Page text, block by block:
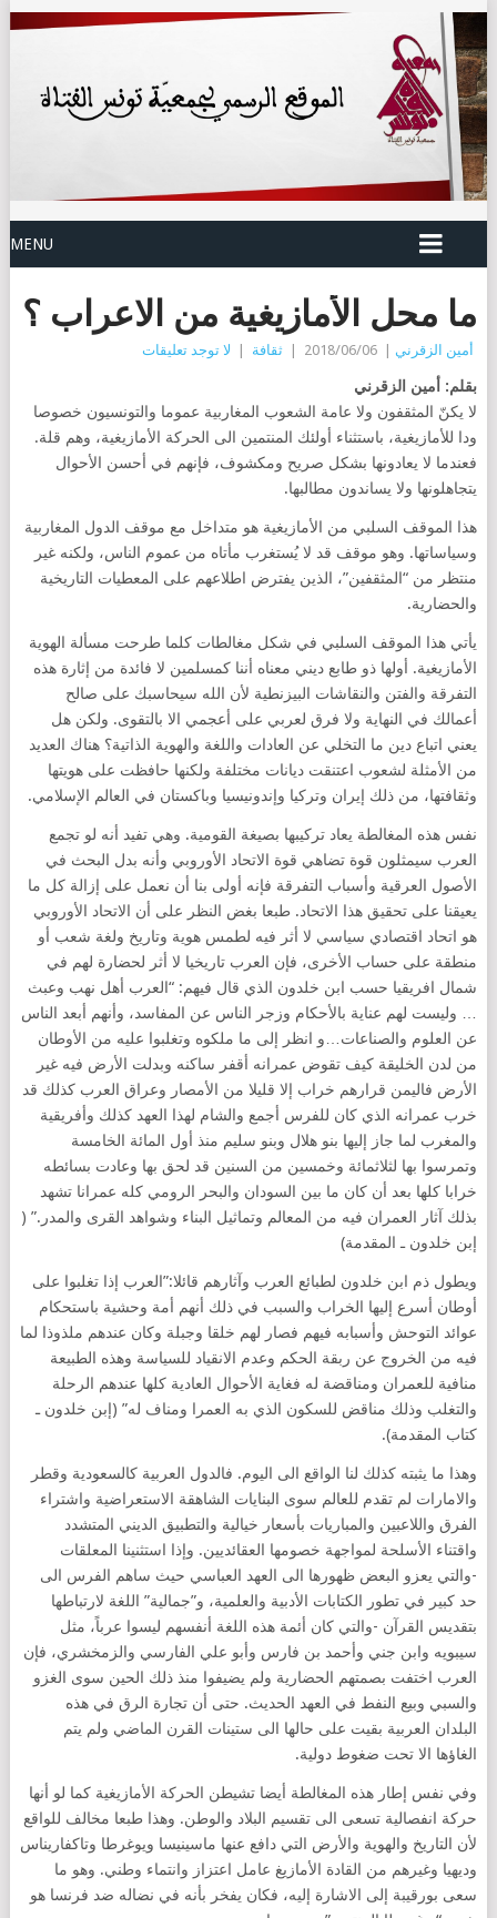
MENU
ما محل الأمازيغية من الاعراب ؟
أمين الزقرني 2018/06/06 ثقافة لا توجد تعليقات
بقلم: أمين الزقرني
لا يكنّ المثقفون ولا عامة الشعوب المغاربية عموما والتونسيون خصوصا
ودا للأمازيغية، باستثناء أولئك المنتمين الى الحركة الأمازيغية، وهم قلة.
فعندما لا يعادونها بشكل صريح ومكشوف، فإنهم في أحسن الأحوال
يتجاهلونها ولا يساندون مطالبها.
هذا الموقف السلبي من الأمازيغية هو متداخل مع موقف الدول المغاربية
وسياساتها. وهو موقف قد لا يُستغرب مأتاه من عموم الناس، ولكنه غير
منتظر من “المثقفين”، الذين يفترض اطلاعهم على المعطيات التاريخية
والحضارية.
يأتي هذا الموقف السلبي في شكل مغالطات كلما طرحت مسألة الهوية
الأمازيغية. أولها ذو طابع ديني معناه أننا كمسلمين لا فائدة من إثارة هذه
التفرقة والفتن والنقاشات البيزنطية لأن الله سيحاسبك على صالح
أعمالك في النهاية ولا فرق لعربي على أعجمي الا بالتقوى. ولكن هل
يعني اتباع دين ما التخلي عن العادات واللغة والهوية الذاتية؟ هناك العديد
من الأمثلة لشعوب اعتنقت ديانات مختلفة ولكنها حافظت على هويتها
وثقافتها، من ذلك إيران وتركيا وإندونيسيا وباكستان في العالم الإسلامي.
نفس هذه المغالطة يعاد تركيبها بصيغة القومية. وهي تفيد أنه لو تجمع
العرب سيمثلون قوة تضاهي قوة الاتحاد الأوروبي وأنه بدل البحث في
الأصول العرقية وأسباب التفرقة فإنه أولى بنا أن نعمل على إزالة كل ما
يعيقنا على تحقيق هذا الاتحاد. طبعا بغض النظر على أن الاتحاد الأوروبي
هو اتحاد اقتصادي سياسي لا أثر فيه لطمس هوية وتاريخ ولغة شعب أو
منطقة على حساب الأخرى، فإن العرب تاريخيا لا أثر لحضارة لهم في
شمال افريقيا حسب ابن خلدون الذي قال فيهم: “العرب أهل نهب وعبث
… وليست لهم عناية بالأحكام وزجر الناس عن المفاسد، وأنهم أبعد الناس
عن العلوم والصناعات…و انظر إلى ما ملكوه وتغلبوا عليه من الأوطان
من لدن الخليقة كيف تقوض عمرانه أقفر ساكنه وبدلت الأرض فيه غير
الأرض فاليمن قرارهم خراب إلا قليلا من الأمصار وعراق العرب كذلك قد
خرب عمرانه الذي كان للفرس أجمع والشام لهذا العهد كذلك وأفريقية
والمغرب لما جاز إليها بنو هلال وبنو سليم منذ أول المائة الخامسة
وتمرسوا بها لثلاثمائة وخمسين من السنين قد لحق بها وعادت بسائطه
خرابا كلها بعد أن كان ما بين السودان والبحر الرومي كله عمرانا تشهد
بذلك آثار العمران فيه من المعالم وتماثيل البناء وشواهد القرى والمدر.” (
إبن خلدون ـ المقدمة)
ويطول ذم ابن خلدون لطبائع العرب وآثارهم قائلا:”العرب إذا تغلبوا على
أوطان أسرع إليها الخراب والسبب في ذلك أنهم أمة وحشية باستحكام
عوائد التوحش وأسبابه فيهم فصار لهم خلقا وجبلة وكان عندهم ملذوذا لما
فيه من الخروج عن ربقة الحكم وعدم الانقياد للسياسة وهذه الطبيعة
منافية للعمران ومناقضة له فغاية الأحوال العادية كلها عندهم الرحلة
والتغلب وذلك مناقض للسكون الذي به العمرا ومناف له” (إبن خلدون ـ
كتاب المقدمة).
وهذا ما يثبته كذلك لنا الواقع الى اليوم. فالدول العربية كالسعودية وقطر
والامارات لم تقدم للعالم سوى البنايات الشاهقة الاستعراضية واشتراء
الفرق واللاعبين والمباريات بأسعار خيالية والتطبيق الديني المتشدد
واقتناء الأسلحة لمواجهة خصومها العقائديين. وإذا استثنينا المعلقات
-والتي يعزو البعض ظهورها الى العهد العباسي حيث ساهم الفرس الى
حد كبير في تطور الكتابات الأدبية والعلمية، و”جمالية” اللغة لارتباطها
بتقديس القرآن -والتي كان أئمة هذه اللغة أنفسهم ليسوا عرباً، مثل
سيبويه وابن جني وأحمد بن فارس وأبو علي الفارسي والزمخشري، فإن
العرب اختفت بصمتهم الحضارية ولم يضيفوا منذ ذلك الحين سوى الغزو
والسبي وبيع النفط في العهد الحديث. حتى أن تجارة الرق في هذه
البلدان العربية بقيت على حالها الى ستينات القرن الماضي ولم يتم
الغاؤها الا تحت ضغوط دولية.
وفي نفس إطار هذه المغالطة أيضا تشيطن الحركة الأمازيغية كما لو أنها
حركة انفصالية تسعى الى تقسيم البلاد والوطن. وهذا طبعا مخالف للواقع
لأن التاريخ والهوية والأرض التي دافع عنها ماسينيسا ويوغرطا وتاكفاريناس
وديهيا وغيرهم من القادة الأمازيغ عامل اعتزاز وانتماء وطني. وهو ما
سعى بورقيبة إلى الاشارة إليه، فكان يفخر بأنه في نضاله ضد فرنسا هو